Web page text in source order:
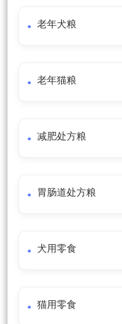
老年犬粮
老年猫粮
减肥处方粮
胃肠道处方粮
犬用零食
猫用零食